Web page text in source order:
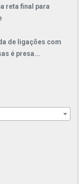
reta final para
de ligações com
é presa...